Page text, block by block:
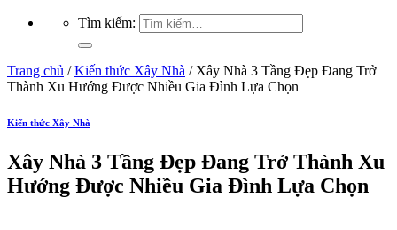
Tìm kiếm:
Trang chủ / Kiến thức Xây Nhà /Xây Nhà 3 Tầng Đẹp Đang Trở
Thành Xu Hướng Được Nhiều Gia Đình Lựa Chọn
Kiến thức Xây Nhà
Xây Nhà 3 Tầng Đẹp Đang Trở Thành Xu
Hướng Được Nhiều Gia Đình Lựa Chọn